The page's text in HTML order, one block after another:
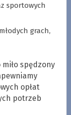
sportowych
grach,
spędzony
opłat
potrzeb